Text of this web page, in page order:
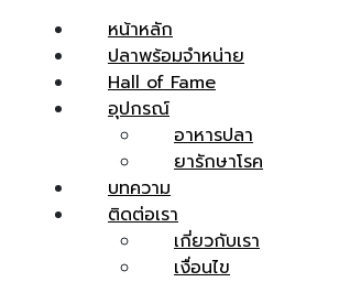
หน้าหลัก
ปลาพร้อมจำหน่าย
Hall of Fame
อุปกรณ์
อาหารปลา
ยารักษาโรค
บทความ
ติดต่อเรา
เกี่ยวกับเรา
เงื่อนไข